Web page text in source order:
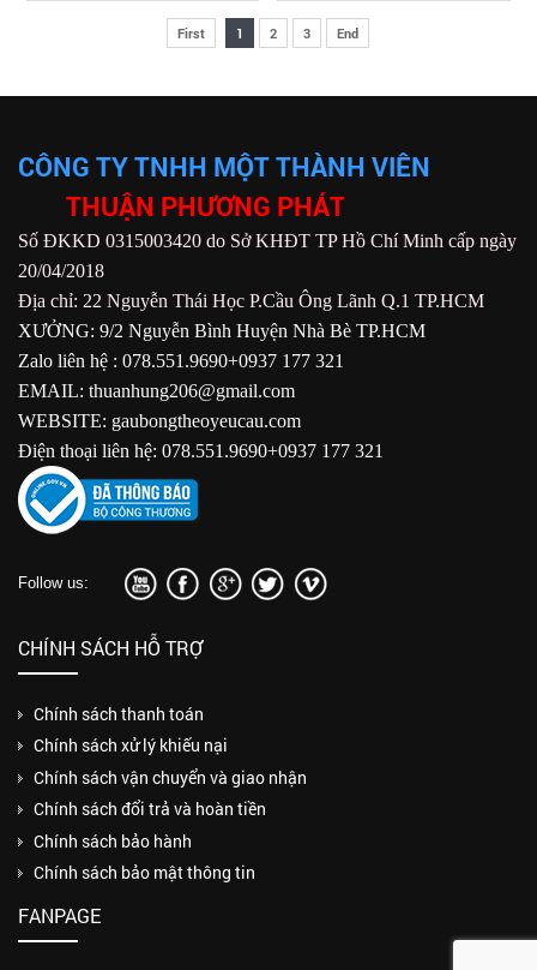
First 1 2 3 End
CÔNG TY TNHH MỘT THÀNH VIÊN
THUẬN PHƯƠNG PHÁT
Số ĐKKD 0315003420 do Sở KHĐT TP Hồ Chí Minh cấp ngày
20/04/2018
Địa chỉ: 22 Nguyễn Thái Học P.Cầu Ông Lãnh Q.1 TP.HCM
XƯỞNG: 9/2 Nguyễn Bình Huyện Nhà Bè TP.HCM
Zalo liên hệ : 078.551.9690+0937 177 321
EMAIL: thuanhung206@gmail.com
WEBSITE: gaubongtheoyeucau.com
Điện thoại liên hệ: 078.551.9690+0937 177 321
Follow us:
CHÍNH SÁCH HỖ TRỢ
Chính sách thanh toán
Chính sách xử lý khiếu nại
Chính sách vận chuyển và giao nhận
Chính sách đổi trả và hoàn tiền
Chính sách bảo hành
Chính sách bảo mật thông tin
FANPAGE